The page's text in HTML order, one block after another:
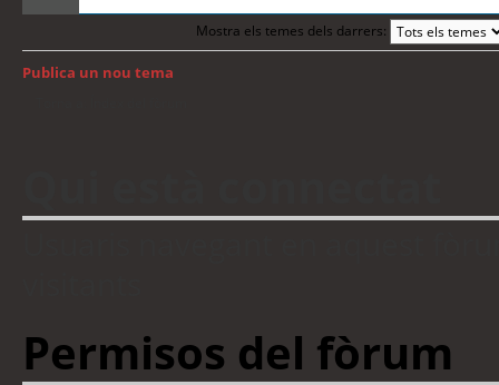
Mostra els temes dels darrers:
Publica un nou tema
Permisos del fòrum